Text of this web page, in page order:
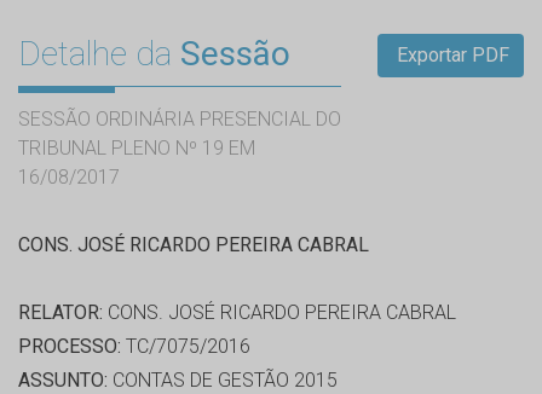
Detalhe da Sessão
SESSÃO ORDINÁRIA PRESENCIAL DO
TRIBUNAL PLENO Nº 19 EM
16/08/2017
Exportar PDF
CONS. JOSÉ RICARDO PEREIRA CABRAL
RELATOR: CONS. JOSÉ RICARDO PEREIRA CABRAL
PROCESSO: TC/7075/2016
ASSUNTO: CONTAS DE GESTÃO 2015